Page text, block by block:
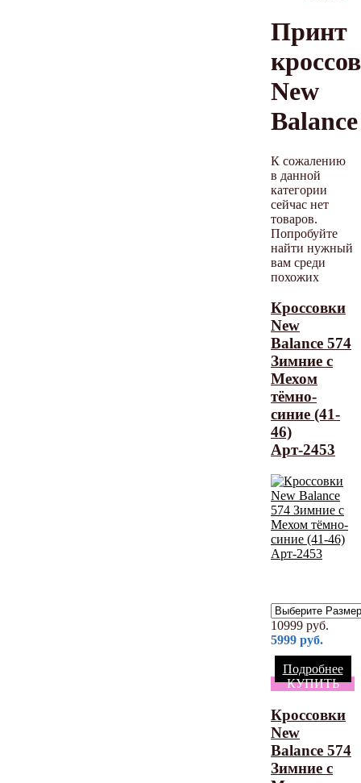
Принт
New
Balance
К сожалению
в данной
категории
сейчас нет
товаров.
Попробуйте
найти нужный
вам среди
похожих
Кроссовки
New
Balance 574
Зимние с
Мехом
тёмно-
синие (41-
46)
Арт-2453
10999 руб.
5999 руб.
Подробнее
КУПИТЬ
Кроссовки
New
Balance 574
Зимние с